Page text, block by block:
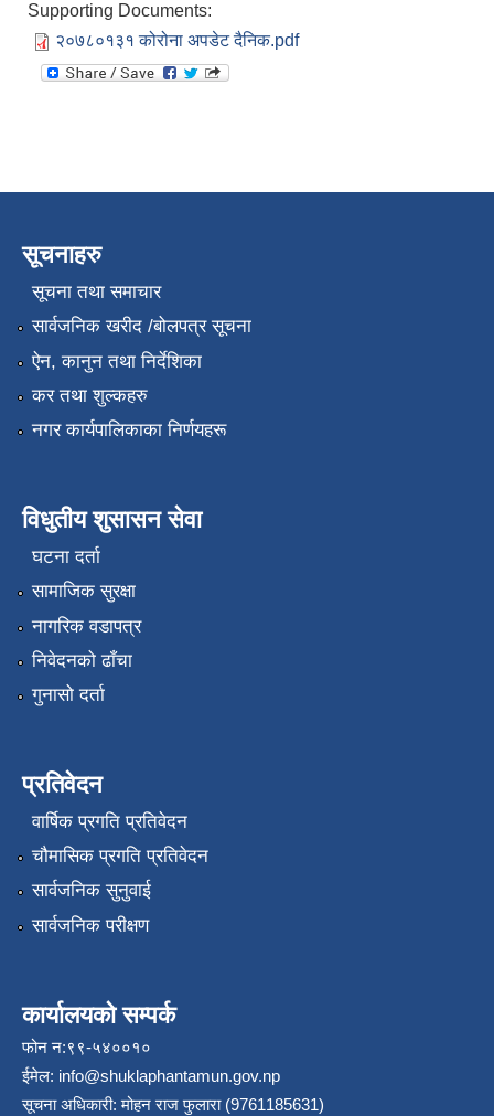
Supporting Documents:
२०७८०१३१ कोरोना अपडेट दैनिक.pdf
सूचनाहरु
सूचना तथा समाचार
सार्वजनिक खरीद /बोलपत्र सूचना
ऐन, कानुन तथा निर्देशिका
कर तथा शुल्कहरु
नगर कार्यपालिकाका निर्णयहरू
विधुतीय शुसासन सेवा
घटना दर्ता
सामाजिक सुरक्षा
नागरिक वडापत्र
निवेदनको ढाँचा
गुनासो दर्ता
प्रतिवेदन
वार्षिक प्रगति प्रतिवेदन
चौमासिक प्रगति प्रतिवेदन
सार्वजनिक सुनुवाई
सार्वजनिक परीक्षण
कार्यालयको सम्पर्क
फोन न:९९-५४००१०
ईमेल: info@shuklaphantamun.gov.np
सूचना अधिकारी: मोहन राज फुलारा (9761185631)